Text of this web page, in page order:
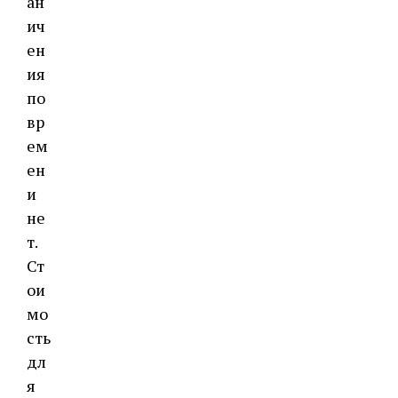
ич
ен
ия
по
вр
ем
ен
и
не
т.
Ст
ои
мо
сть
дл
я